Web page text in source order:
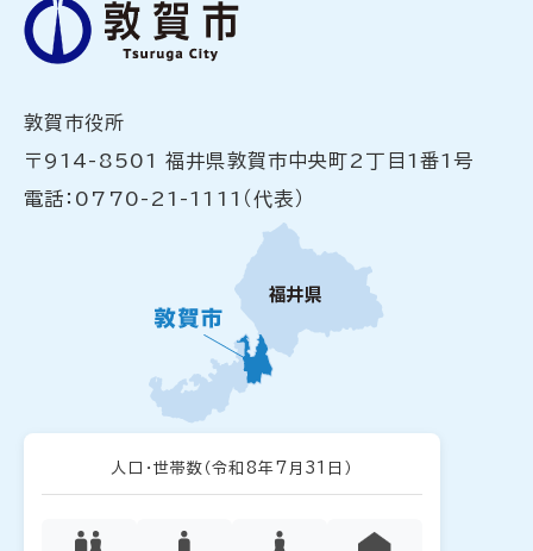
敦賀市役所
〒914-8501 福井県敦賀市中央町2丁目1番1号
電話：0770-21-1111（代表）
人口・世帯数 （令和8年7月31日）